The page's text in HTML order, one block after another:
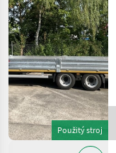
Použitý stroj